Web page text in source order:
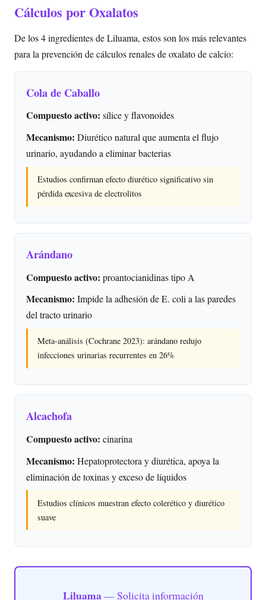
Cálculos por Oxalatos
De los 4 ingredientes de Liluama, estos son los más relevantes
para la prevención de cálculos renales de oxalato de calcio:
Cola de Caballo
Compuesto activo: sílice y flavonoides
Mecanismo: Diurético natural que aumenta el flujo
urinario, ayudando a eliminar bacterias
Estudios confirman efecto diurético significativo sin
pérdida excesiva de electrolitos
Arándano
Compuesto activo: proantocianidinas tipo A
Mecanismo: Impide la adhesión de E. coli a las paredes
del tracto urinario
Meta-análisis (Cochrane 2023): arándano redujo
infecciones urinarias recurrentes en 26%
Alcachofa
Compuesto activo: cinarina
Mecanismo: Hepatoprotectora y diurética, apoya la
eliminación de toxinas y exceso de líquidos
Estudios clínicos muestran efecto colerético y diurético
suave
Liluama— Solicita información